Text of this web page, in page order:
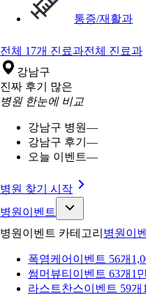
통증/재활과
전체 17개 진료과전체 진료과
강남구
진짜 후기 많은
병원 한눈에 비교
강남구 병원—
강남구 후기 —
오늘 이벤트—
병원 찾기 시작
병원이벤트
병원이벤트 카테고리 병원이
폭염케어 이벤트 56개
썸머뷰티 이벤트 63개 1
라스트찬스이벤트 59개